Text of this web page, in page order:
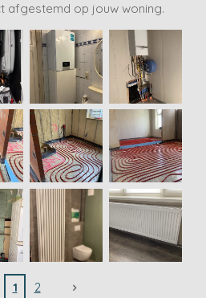
afgestemd op jouw woning.
1 2